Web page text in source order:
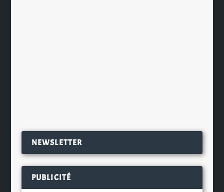
NEWSLETTER
PUBLICITÉ